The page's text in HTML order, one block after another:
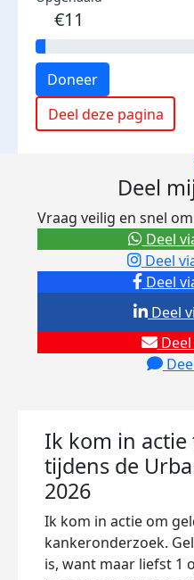
€11
Doneer
Deel deze pagina
Deel
Vraag veilig en snel
Deel
Deel
Deel
Deel
Deel
Ik kom in
tijdens de
2026
Ik kom in actie om
kankeronderzoek.
is, want maar liefst 1